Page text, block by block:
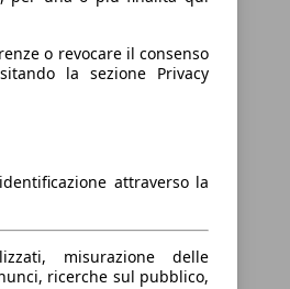
o revocare il consenso
la sezione Privacy
attraverso la
misurazione delle
ricerche sul pubblico,